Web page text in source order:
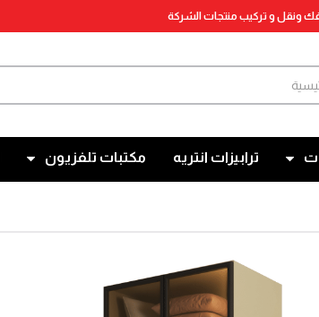
ونقل و تركيب منتجات الشركة
ترابيزات انتريه مكتبات تلفزيون